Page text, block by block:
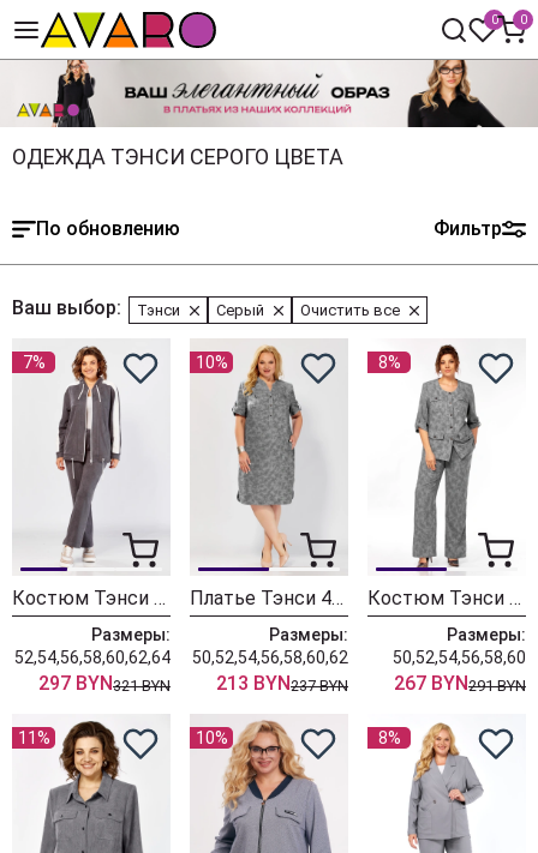
0 0
ОДЕЖДА ТЭНСИ СЕРОГО ЦВЕТА
По обновлению Фильтр
Ваш выбор: Тэнси Серый Очистить все
7%
Костюм Тэнси 415 серый + молоко
Размеры:
52,54,56,58,60,62,64
297 BYN321 BYN
10%
Платье Тэнси 414 графитовый
Размеры:
50,52,54,56,58,60,62
213 BYN237 BYN
8%
Костюм Тэнси 412 графит
Размеры:
50,52,54,56,58,60
267 BYN291 BYN
11% 10% 8%